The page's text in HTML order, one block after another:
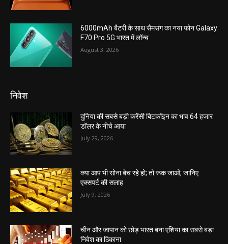
6000mAh बैटरी के साथ सैमसंग का नया फोन Galaxy
F70 Pro 5G भारत में लॉन्च
August 3, 2026
निवेश
दुनिया की सबसे बड़ी करेंसी बिटकॉइन का भाव 64 हजार
डॉलर के नीचे आया
July 29, 2026
क्या आप भी सोना बेच रहे हो; तो रूक जाओ, जानिए
एक्सपर्ट की सलाह
July 9, 2026
चीन और जापान को छोड़ भारत बना एशिया का सबसे बड़ा
निवेश का ठिकाना